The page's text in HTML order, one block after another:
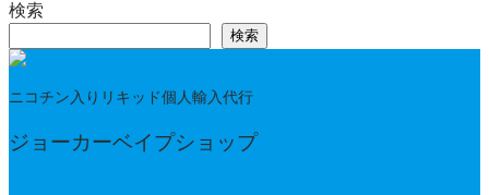
検索
検索
ニコチン入りリキッド個人輸入代行
ジョーカーベイプショップ